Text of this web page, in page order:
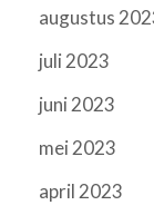
augustus
juli 2023
juni 2023
mei 2023
april 2023